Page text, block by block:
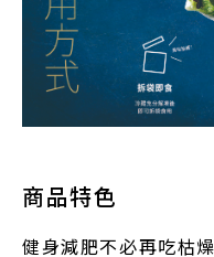
商品特色
健身減肥不必再吃枯